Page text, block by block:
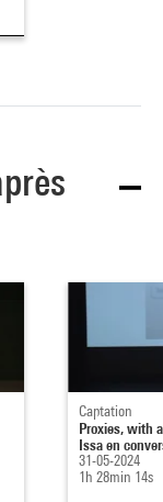
Captation
Proxies, with
Issa en
31-05-2024
1h 28min 14s